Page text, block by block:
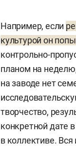
Например, если
культурой он
контрольно-
планом на
на заводе нет
творчество,
конкретной дате
в коллективе. Вся